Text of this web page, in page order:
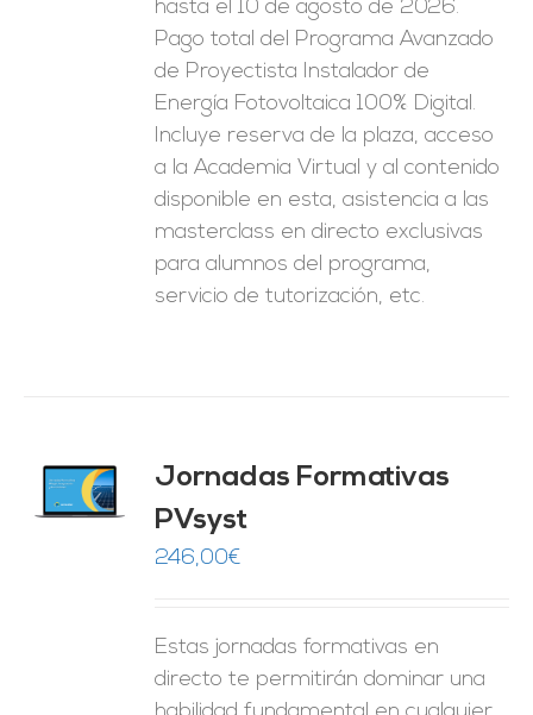
1.250,00€.625,00€.
hasta el 10 de agosto de 2026.
Pago total del Programa Avanzado
de Proyectista Instalador de
Energía Fotovoltaica 100% Digital.
Incluye reserva de la plaza, acceso
a la Academia Virtual y al contenido
disponible en esta, asistencia a las
masterclass en directo exclusivas
para alumnos del programa,
servicio de tutorización, etc.
Jornadas Formativas
PVsyst
246,00€
Estas jornadas formativas en
directo te permitirán dominar una